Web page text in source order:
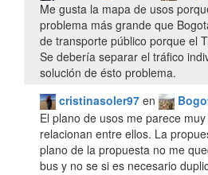
Me gusta la mapa de usos
problema más grande que
de transporte público porque el
Se debería separar el tráfico
solución de ésto problema.
cristinasoler97 en
El plano de usos me parece
relacionan entre ellos. La
plano de la propuesta no me
bus y no se si es necesario